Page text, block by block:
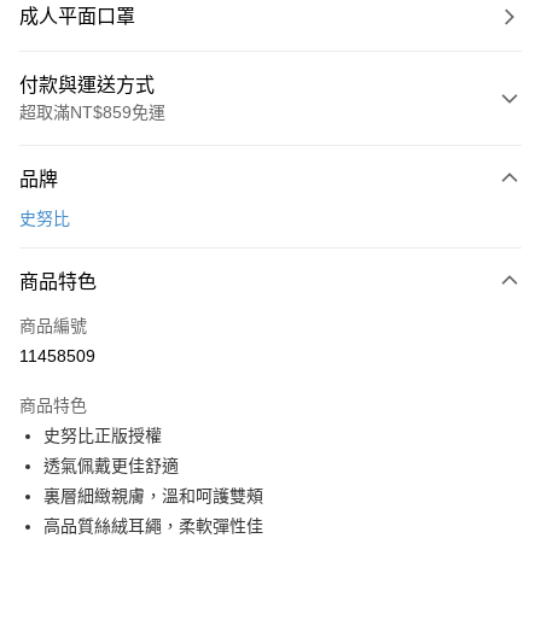
成人平面口罩
付款與運送方式
超取滿NT$859免運
信用卡一次付款
LINE Pay
Apple Pay
全盈+PAY
ATM付款
運送方式
品牌
史努比
商品特色
商品編號
11458509
商品特色
史努比正版授權
透氣佩戴更佳舒適
裏層細緻親膚，溫和呵護雙頰
高品質絲絨耳繩，柔軟彈性佳